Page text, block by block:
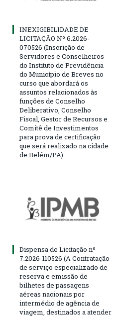
INEXIGIBILIDADE DE
LICITAÇÃO Nº 6.2026-
070526 (Inscrição de
Servidores e Conselheiros
do Instituto de Previdência
do Município de Breves no
curso que abordará os
assuntos relacionados às
funções de Conselho
Deliberativo, Conselho
Fiscal, Gestor de Recursos e
Comitê de Investimentos
para prova de certificação
que será realizado na cidade
de Belém/PA)
Dispensa de Licitação nº
7.2026-110526 (A Contratação
de serviço especializado de
reserva e emissão de
bilhetes de passagens
aéreas nacionais por
intermédio de agência de
viagem, destinados a atender